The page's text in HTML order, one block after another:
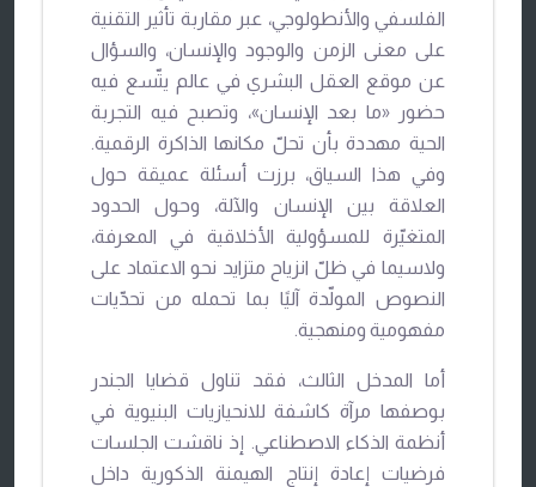
الفلسفي والأنطولوجي، عبر مقاربة تأثير التقنية
على معنى الزمن والوجود والإنسان، والسؤال
عن موقع العقل البشري في عالم يتّسع فيه
حضور «ما بعد الإنسان»، وتصبح فيه التجربة
الحية مهددة بأن تحلّ مكانها الذاكرة الرقمية.
وفي هذا السياق، برزت أسئلة عميقة حول
العلاقة بين الإنسان والآلة، وحول الحدود
المتغيّرة للمسؤولية الأخلاقية في المعرفة،
ولاسيما في ظلّ انزياح متزايد نحو الاعتماد على
النصوص المولّدة آليًا بما تحمله من تحدّيات
مفهومية ومنهجية.
أما المدخل الثالث، فقد تناول قضايا الجندر
بوصفها مرآة كاشفة للانحيازيات البنيوية في
أنظمة الذكاء الاصطناعي. إذ ناقشت الجلسات
فرضيات إعادة إنتاج الهيمنة الذكورية داخل